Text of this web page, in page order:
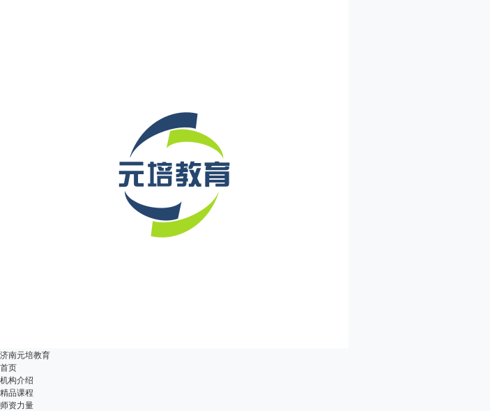
济南元培教育
首页
机构介绍
精品课程
师资力量